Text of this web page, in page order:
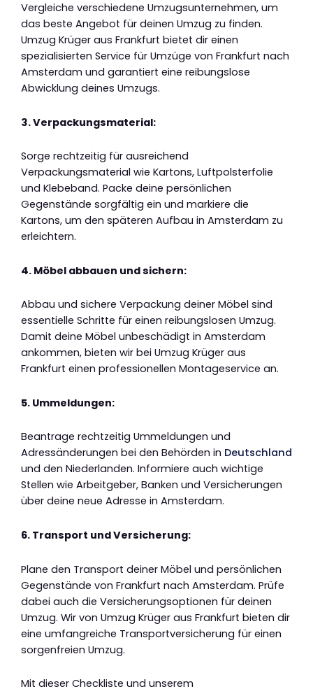
Vergleiche verschiedene Umzugsunternehmen, um
das beste Angebot für deinen Umzug zu finden.
Umzug Krüger aus Frankfurt bietet dir einen
spezialisierten Service für Umzüge von Frankfurt nach
Amsterdam und garantiert eine reibungslose
Abwicklung deines Umzugs.
3. Verpackungsmaterial:
Sorge rechtzeitig für ausreichend
Verpackungsmaterial wie Kartons, Luftpolsterfolie
und Klebeband. Packe deine persönlichen
Gegenstände sorgfältig ein und markiere die
Kartons, um den späteren Aufbau in Amsterdam zu
erleichtern.
4. Möbel abbauen und sichern:
Abbau und sichere Verpackung deiner Möbel sind
essentielle Schritte für einen reibungslosen Umzug.
Damit deine Möbel unbeschädigt in Amsterdam
ankommen, bieten wir bei Umzug Krüger aus
Frankfurt einen professionellen Montageservice an.
5. Ummeldungen:
Beantrage rechtzeitig Ummeldungen und
Adressänderungen bei den Behörden in Deutschland
und den Niederlanden. Informiere auch wichtige
Stellen wie Arbeitgeber, Banken und Versicherungen
über deine neue Adresse in Amsterdam.
6. Transport und Versicherung:
Plane den Transport deiner Möbel und persönlichen
Gegenstände von Frankfurt nach Amsterdam. Prüfe
dabei auch die Versicherungsoptionen für deinen
Umzug. Wir von Umzug Krüger aus Frankfurt bieten dir
eine umfangreiche Transportversicherung für einen
sorgenfreien Umzug.
Mit dieser Checkliste und unserem